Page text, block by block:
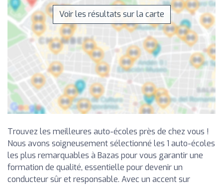
Voir les résultats sur la carte
Trouvez les meilleures auto-écoles près de chez vous !
Nous avons soigneusement sélectionné les 1 auto-écoles
les plus remarquables à Bazas pour vous garantir une
formation de qualité, essentielle pour devenir un
conducteur sûr et responsable. Avec un accent sur